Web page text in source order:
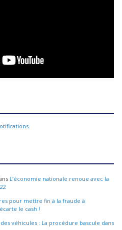
L’économie nationale renoue avec la
pour mettre fin à la fraude à
le cash !
véhicules : La procédure bascule dans